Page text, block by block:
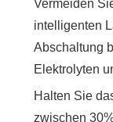
Vermeiden
intelligenten
Abschaltung
Elektrolyten
Halten Sie
zwischen